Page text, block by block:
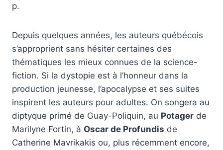
p.
Depuis quelques années, les auteurs québécois
s’approprient sans hésiter certaines des
thématiques les mieux connues de la science-
fiction. Si la dystopie est à l’honneur dans la
production jeunesse, l’apocalypse et ses suites
inspirent les auteurs pour adultes. On songera au
diptyque primé de Guay-Poliquin, au Potager de
Marilyne Fortin, à Oscar de Profundis de
Catherine Mavrikakis ou, plus récemment encore,